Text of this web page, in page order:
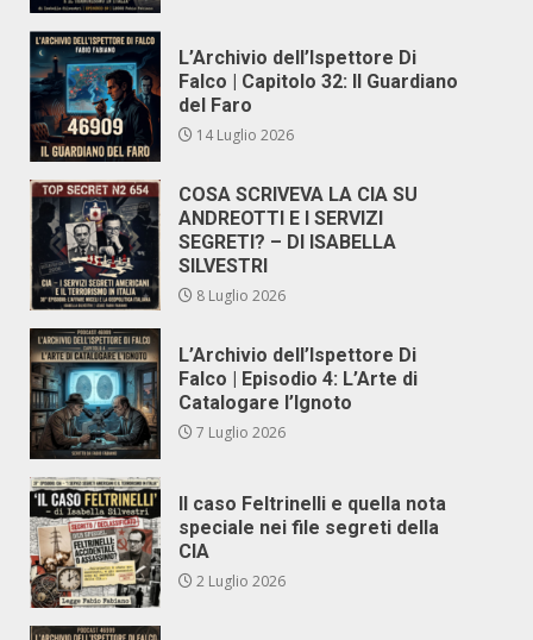
L’Archivio dell’Ispettore Di
Falco | Capitolo 32: Il Guardiano
del Faro
14 Luglio 2026
COSA SCRIVEVA LA CIA SU
ANDREOTTI E I SERVIZI
SEGRETI? – DI ISABELLA
SILVESTRI
8 Luglio 2026
L’Archivio dell’Ispettore Di
Falco | Episodio 4: L’Arte di
Catalogare l’Ignoto
7 Luglio 2026
Il caso Feltrinelli e quella nota
speciale nei file segreti della
CIA
2 Luglio 2026